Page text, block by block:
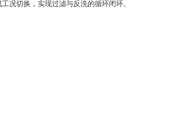
况切换，实现过滤与反洗的循环闭环。